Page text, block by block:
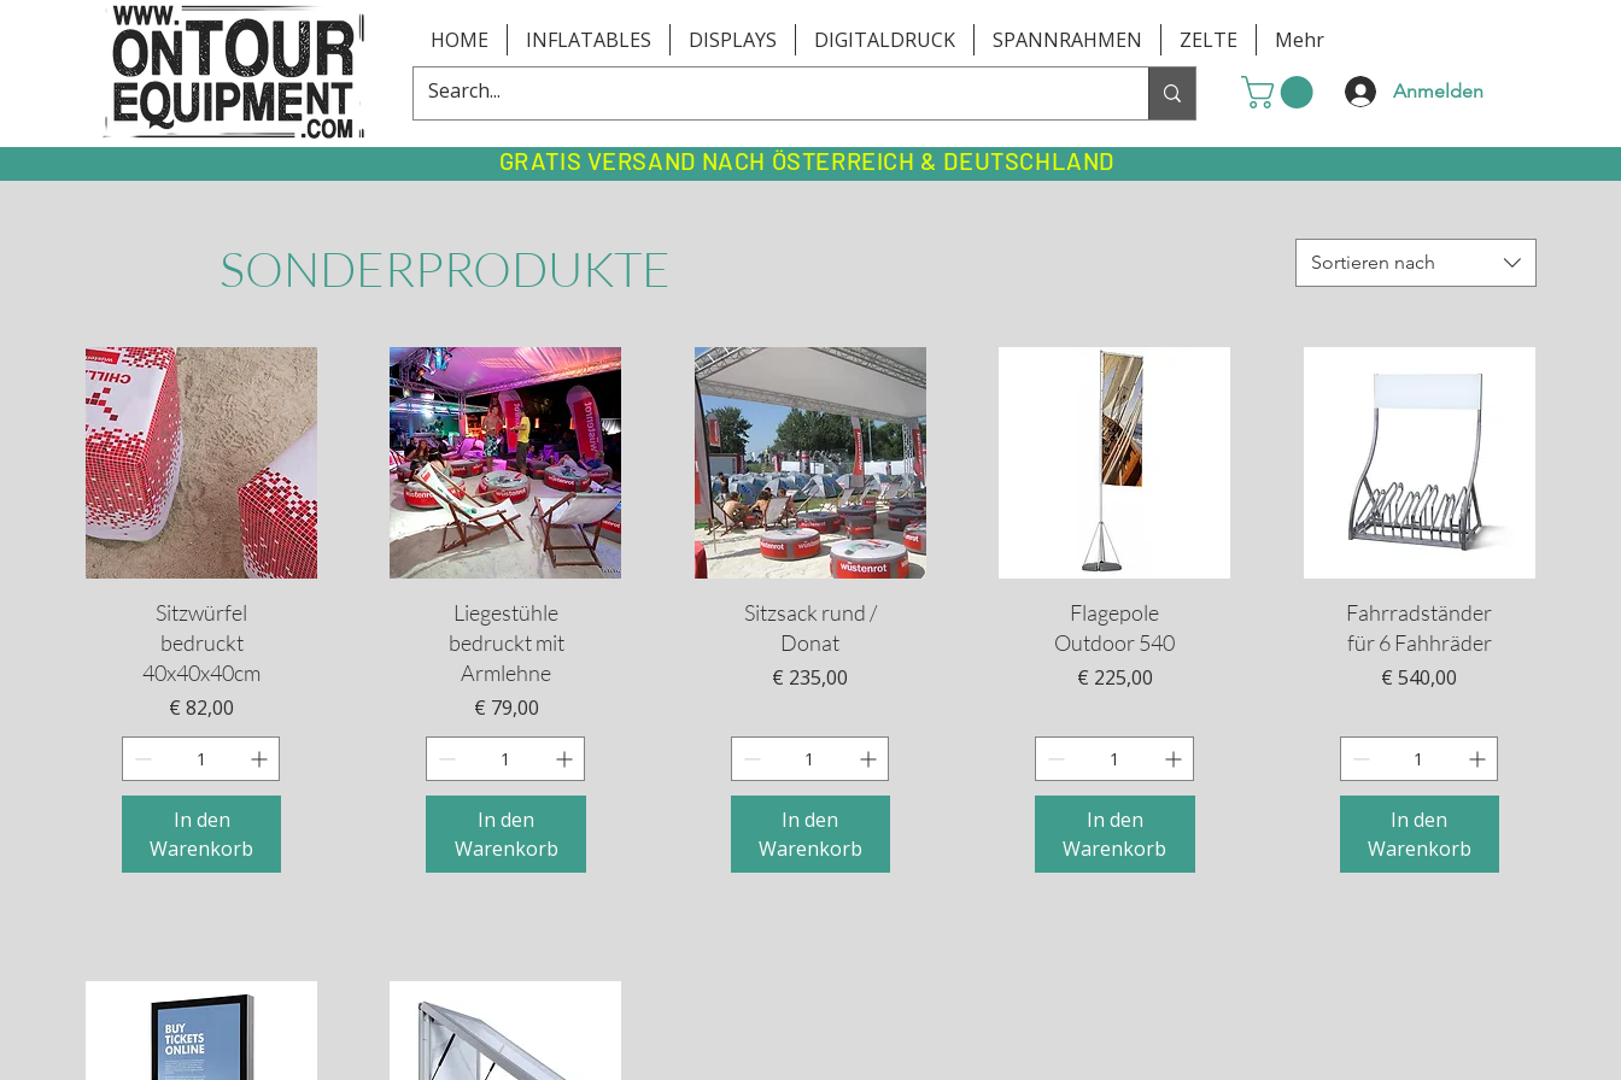
Anmelden
GRATIS VERSAND NACH ÖSTERREICH & DEUTSCHLAND
HOME INFLATABLES DISPLAYS DIGITALDRUCK SPANNRAHMEN ZELTE Mehr
Sortieren nach
Schnellansicht
Sitzwürfel
bedruckt
40x40x40cm
Preis
€ 82,00
In den
Warenkorb
Schnellansicht
Liegestühle
bedruckt mit
Armlehne
Preis
€ 79,00
In den
Warenkorb
Schnellansicht
Sitzsack rund /
Donat
Preis
€ 235,00
In den
Warenkorb
Schnellansicht
Flagepole
Outdoor 540
Preis
€ 225,00
In den
Warenkorb
Schnellansicht
Fahrradständer
für 6 Fahhräder
Preis
€ 540,00
In den
Warenkorb
SONDERPRODUKTE